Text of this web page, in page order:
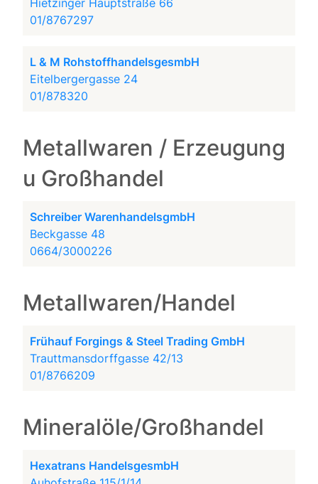
Hietzinger Hauptstraße 66
01/8767297
L & M RohstoffhandelsgesmbH
Eitelbergergasse 24
01/878320
Metallwaren / Erzeugung
u Großhandel
Schreiber WarenhandelsgmbH
Beckgasse 48
0664/3000226
Metallwaren/Handel
Frühauf Forgings & Steel Trading GmbH
Trauttmansdorffgasse 42/13
01/8766209
Mineralöle/Großhandel
Hexatrans HandelsgesmbH